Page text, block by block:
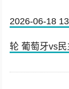
2026-06-18
轮 葡萄牙vs